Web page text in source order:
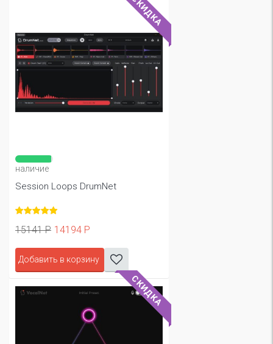
СКИДКА
СКИДКА
наличие
Session Loops DrumNet
15141 Р 14194 Р
Добавить в корзину